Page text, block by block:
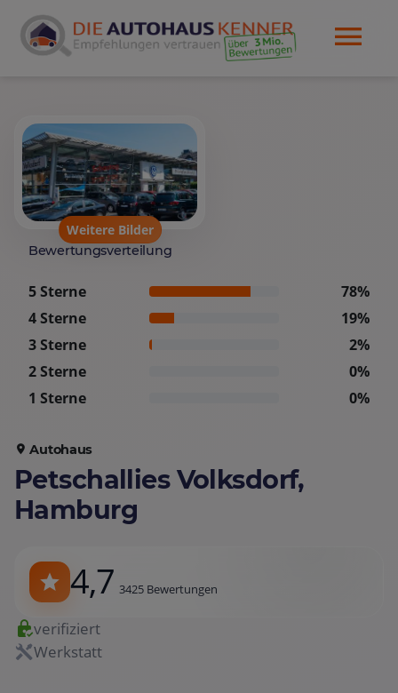
Weitere Bilder
Bewertungsverteilung
5 Sterne
78%
4 Sterne
19%
3 Sterne
2%
2 Sterne
0%
1 Sterne
0%
Autohaus
Petschallies Volksdorf,
Hamburg
4,7 3425 Bewertungen
verifiziert
Werkstatt